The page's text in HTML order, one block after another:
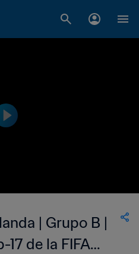
| Grupo B |
de la FIFA